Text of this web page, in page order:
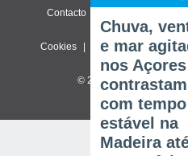
Contacto
Cookies Política de
© 2026 Meteored.
Chuva,
e mar
nos Açores
contrastam
com tempo
estável na
Madeira